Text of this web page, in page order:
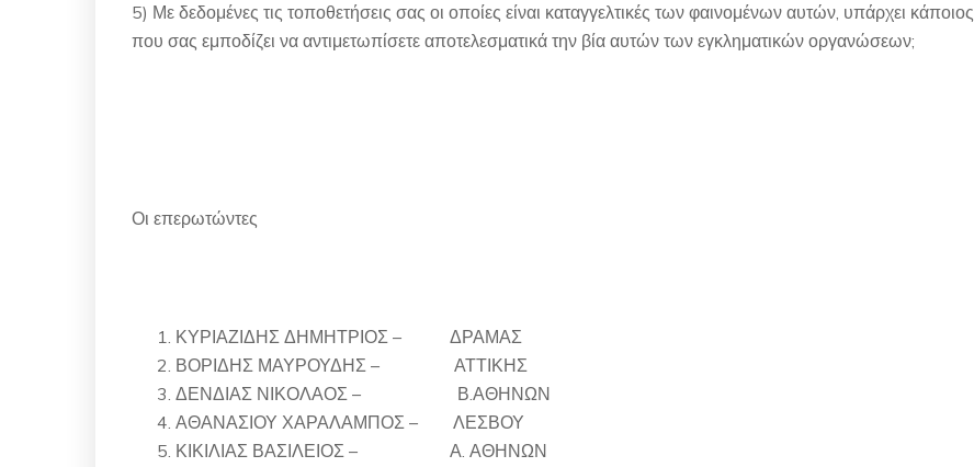
5) Με δεδομένες τις τοποθετήσεις σας οι οποίες είναι καταγγελτικές των φαινομένων αυτών, υπάρχει κάποιος
που σας εμποδίζει να αντιμετωπίσετε αποτελεσματικά την βία αυτών των εγκληματικών οργανώσεων;
Οι επερωτώντες
ΚΥΡΙΑΖΙΔΗΣ ΔΗΜΗΤΡΙΟΣ – ΔΡΑΜΑΣ
ΒΟΡΙΔΗΣ ΜΑΥΡΟΥΔΗΣ – ΑΤΤΙΚΗΣ
ΔΕΝΔΙΑΣ ΝΙΚΟΛΑΟΣ – Β.ΑΘΗΝΩΝ
ΑΘΑΝΑΣΙΟΥ ΧΑΡΑΛΑΜΠΟΣ – ΛΕΣΒΟΥ
ΚΙΚΙΛΙΑΣ ΒΑΣΙΛΕΙΟΣ – Α. ΑΘΗΝΩΝ